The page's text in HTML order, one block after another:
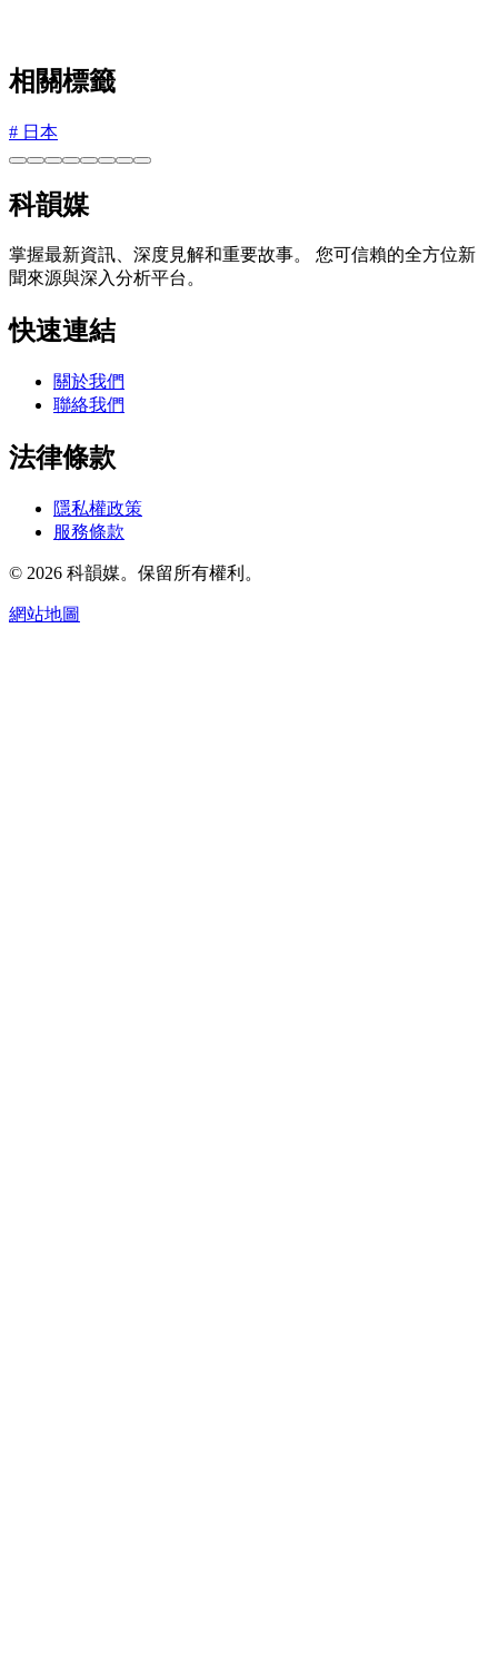
相關標籤
# 日本
科韻媒
掌握最新資訊、深度見解和重要故事。 您可信賴的全方位新
聞來源與深入分析平台。
快速連結
關於我們
聯絡我們
法律條款
隱私權政策
服務條款
© 2026 科韻媒。保留所有權利。
網站地圖